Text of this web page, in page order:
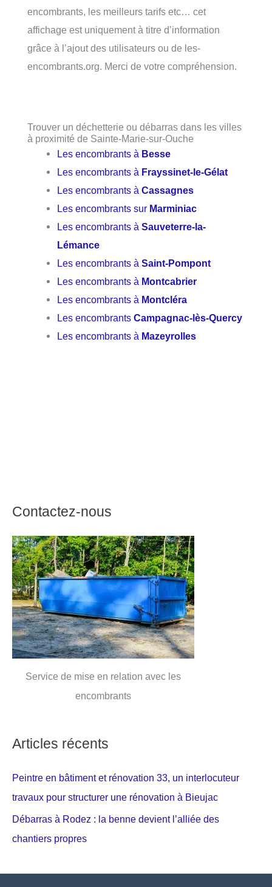
encombrants, les meilleurs tarifs etc… cet
affichage est uniquement à titre d’information
grâce à l’ajout des utilisateurs ou de les-
encombrants.org. Merci de votre compréhension.
Trouver un déchetterie ou débarras dans les villes
à proximité de Sainte-Marie-sur-Ouche
Les encombrants à Besse
Les encombrants à Frayssinet-le-Gélat
Les encombrants àCassagnes
Les encombrants sur Marminiac
Les encombrants àSauveterre-la-
Lémance
Les encombrants àSaint-Pompont
Les encombrants à Montcabrier
Les encombrants à Montcléra
Les encombrantsCampagnac-lès-Quercy
Les encombrants à Mazeyrolles
Contactez-nous
Service de mise en relation avec les
encombrants
Articles récents
Peintre en bâtiment et rénovation 33, un interlocuteur
travaux pour structurer une rénovation à Bieujac
Débarras à Rodez : la benne devient l’alliée des
chantiers propres